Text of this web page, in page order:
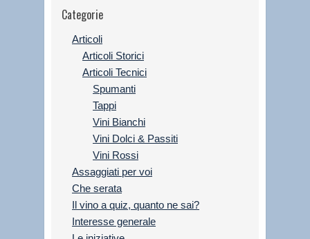
Categorie
Articoli
Articoli Storici
Articoli Tecnici
Spumanti
Tappi
Vini Bianchi
Vini Dolci & Passiti
Vini Rossi
Assaggiati per voi
Che serata
Il vino a quiz, quanto ne sai?
Interesse generale